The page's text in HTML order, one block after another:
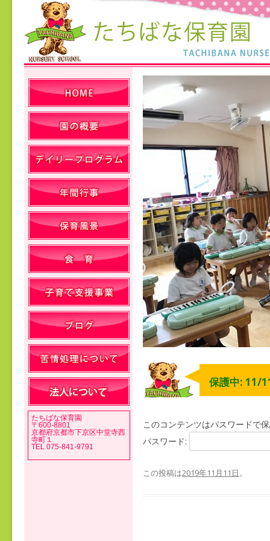
保護中: 11/
このコンテンツはパスワードで
パスワード:
この投稿は2019年11月11日。
たちばな保育園
〒600-8801
京都府京都市下京区中堂寺西
寺町１
TEL 075-841-9791